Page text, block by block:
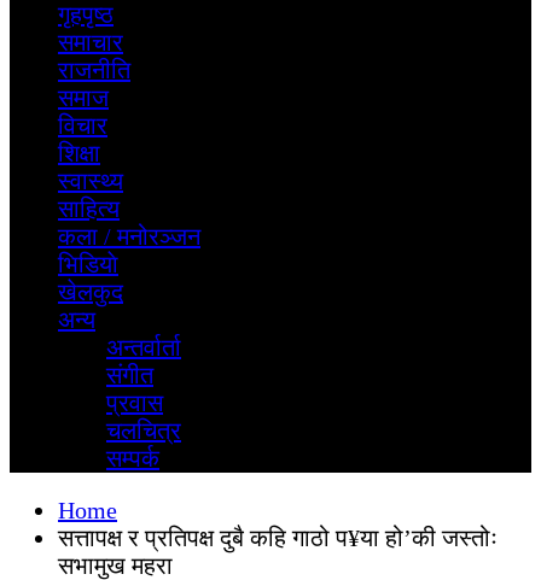
गृहपृष्ठ
समाचार
राजनीति
समाज
विचार
शिक्षा
स्वास्थ्य
साहित्य
कला / मनोरञ्जन
भिडियाे
खेलकुद
अन्य
अन्तर्वार्ता
स‌ंगीत
प्रवास
चलचित्र
सम्पर्क
Home
सत्तापक्ष र प्रतिपक्ष दुबै कहि गाठो प¥या हो’की जस्तोः
सभामुख महरा